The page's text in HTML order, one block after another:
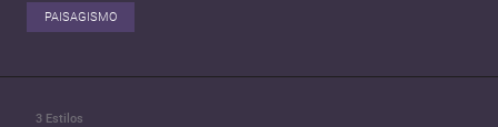
PAISAGISMO
3 Estilos